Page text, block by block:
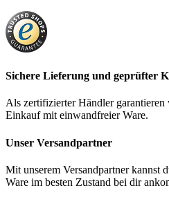
Sichere Lieferung und geprüfter
Als zertifizierter Händler
Einkauf mit einwandfreier Ware.
Unser Versandpartner
Mit unserem Versandpartner kannst
Ware im besten Zustand bei dir